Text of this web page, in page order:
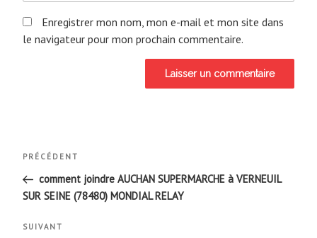
Enregistrer mon nom, mon e-mail et mon site dans
le navigateur pour mon prochain commentaire.
Navigation
de
l’article
Article
précédent
PRÉCÉDENT
comment joindre AUCHAN SUPERMARCHE à VERNEUIL
SUR SEINE (78480) MONDIAL RELAY
Article
SUIVANT